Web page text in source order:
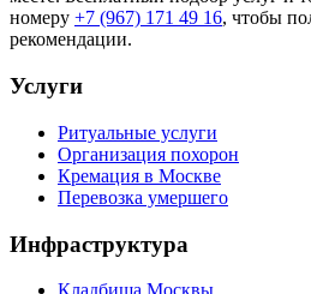
номеру +7 (967) 171 49 16, чтобы
рекомендации.
Услуги
Ритуальные услуги
Организация похорон
Кремация в Москве
Перевозка умершего
Инфраструктура